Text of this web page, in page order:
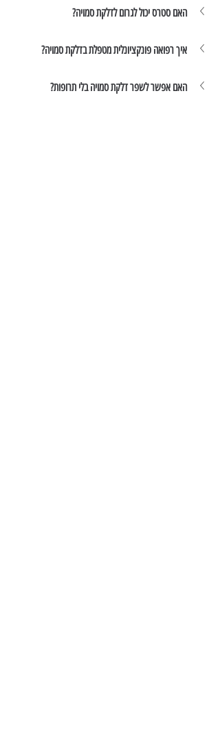
האם סטרס יכול לגרום לדלקת סמויה?
איך רפואה פונקציונלית מטפלת בדלקת סמויה?
האם אפשר לשפר דלקת סמויה בלי תרופות?